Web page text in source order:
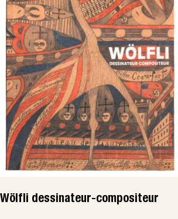
Wölfli dessinateur-compositeur